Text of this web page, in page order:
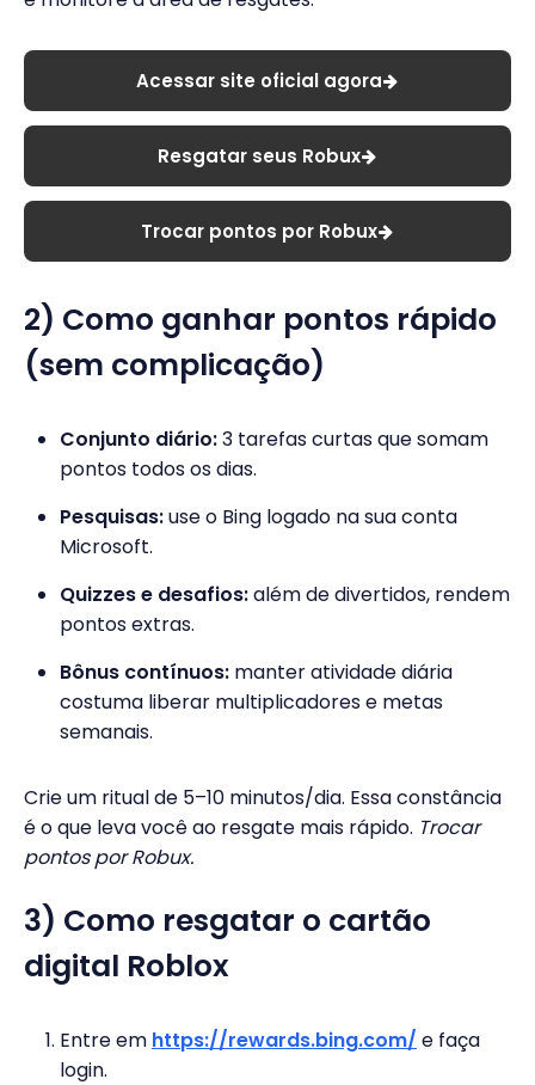
Acessar site oficial agora
Resgatar seus Robux
Trocar pontos por Robux
2) Como ganhar pontos rápido
(sem complicação)
Conjunto diário:3 tarefas curtas que somam
pontos todos os dias.
Pesquisas:use o Bing logado na sua conta
Microsoft.
Quizzes e desafios:além de divertidos, rendem
pontos extras.
Bônus contínuos: manter atividade diária
costuma liberar multiplicadores e metas
semanais.
Crie um ritual de 5–10 minutos/dia. Essa constância
é o que leva você ao resgate mais rápido. Trocar
pontos por Robux.
3) Como resgatar o cartão
digital Roblox
Entre em https://rewards.bing.com/ e faça
login.